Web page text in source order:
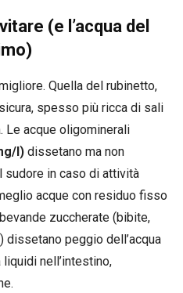
(e l’acqua del
Quella del rubinetto,
spesso più ricca di sali
Le acque oligominerali
l) dissetano ma non
sudore in caso di attività
acque con residuo fisso
zuccherate (bibite,
peggio dell’acqua
nell’intestino,